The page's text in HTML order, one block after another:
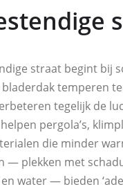
straat begint bij
bladerdak temperen
tegelijk de
pergola’s,
die minder
— plekken met
water — bieden